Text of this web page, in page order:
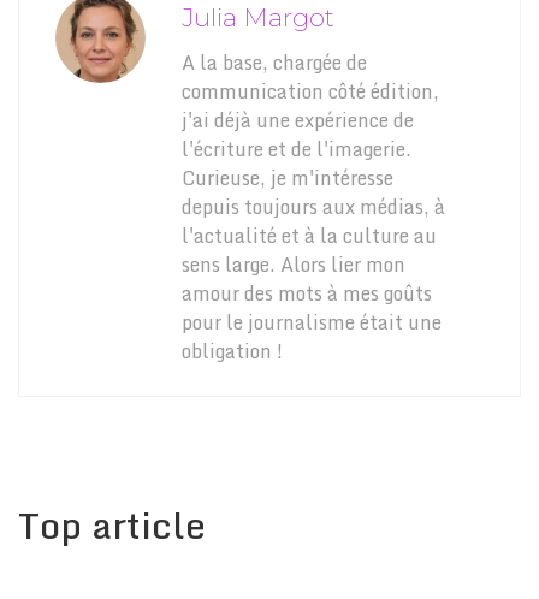
Julia Margot
A la base, chargée de
communication côté édition,
j'ai déjà une expérience de
l'écriture et de l'imagerie.
Curieuse, je m'intéresse
depuis toujours aux médias, à
l'actualité et à la culture au
sens large. Alors lier mon
amour des mots à mes goûts
pour le journalisme était une
obligation !
Top article